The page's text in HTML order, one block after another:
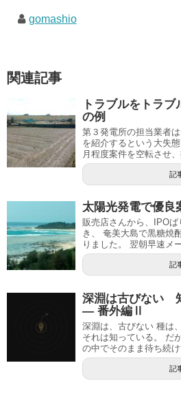
gomashio
関連記事
トラブルをトラ
の例
第３発電所の担当業者
を紹介するという大失
月程度案件を空転させ
記
太陽光発電で優良
販売店さんから、IPOば
き、 奄美大島で黒糖焼
りました。 翌朝早速メ
記
深淵は古びない
— 番外編Ⅱ
深淵は、古びない 種は
それは知っている。 だ
の中でそのまま待ち続
記